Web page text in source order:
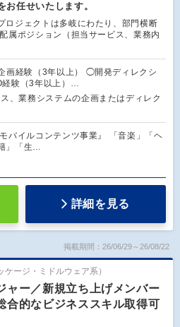
お任せいたします。
ロジェクトは多岐にわたり、部門横断
属ポジション（担当サービス、業務内
画経験（3年以上） ◯開発ディレクシ
経験（3年以上）…
、業務システムの企画またはディレク
バイルコンテンツ事業』 「音楽」「ヘ
」「生…
詳細を見る
掲載期間：26/06/29～26/08/22
ージ・ミドルウェア系）
ー／新規立ち上げメンバー
合的なビジネススキル取得可